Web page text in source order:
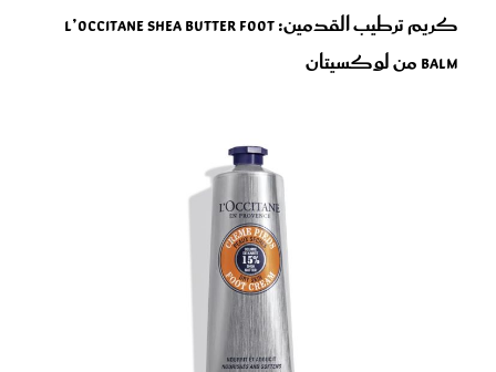
كريم ترطيب القدمين: L’Occitane Shea Butter Foot
Balm من لوكسيتان